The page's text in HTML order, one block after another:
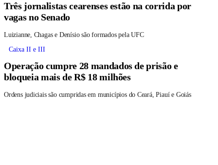
Três jornalistas cearenses estão na corrida por
vagas no Senado
Luizianne, Chagas e Denísio são formados pela UFC
Caixa II e III
Operação cumpre 28 mandados de prisão e
bloqueia mais de R$ 18 milhões
Ordens judiciais são cumpridas em municípios do Ceará, Piauí e Goiás